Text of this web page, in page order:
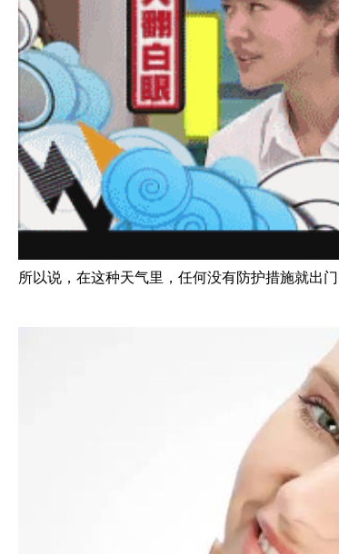
所以说，在这种天气里，任何没有防护措施就出